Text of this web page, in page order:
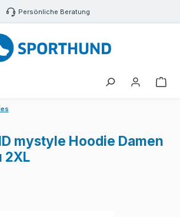
Persönliche Beratung
mystyle Hoodie Damen
2XL